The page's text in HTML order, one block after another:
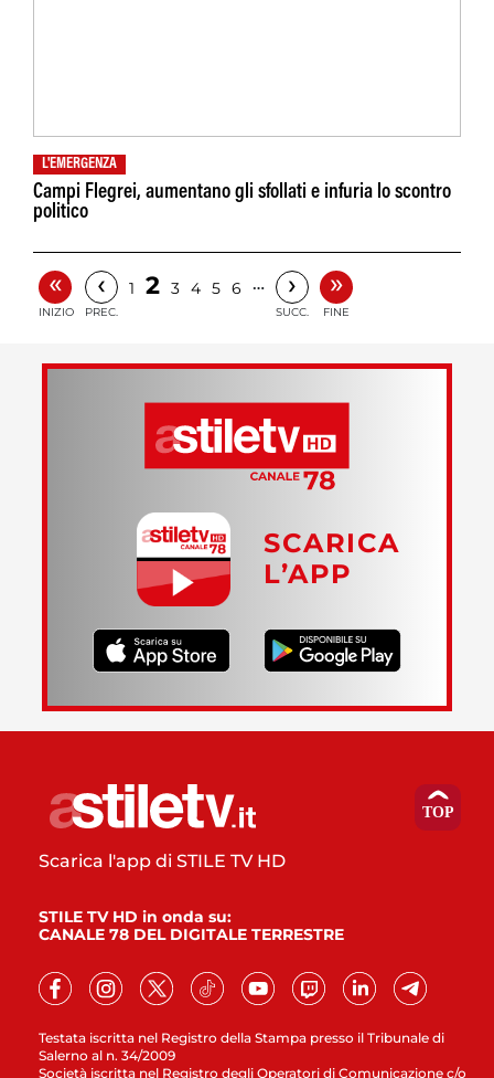
L'EMERGENZA
Campi Flegrei, aumentano gli sfollati e infuria lo scontro
politico
«
INIZIO
‹
PREC.
1 2 3 4 5 6 … ›
SUCC.
»
FINE
SCARICA
L’APP
Testata iscritta nel Registro della Stampa presso il Tribunale di
Salerno al n. 34/2009
Società iscritta nel Registro degli Operatori di Comunicazione c/o
Scarica l'app di STILE TV HD
STILE TV HD in onda su:
CANALE 78 DEL DIGITALE TERRESTRE